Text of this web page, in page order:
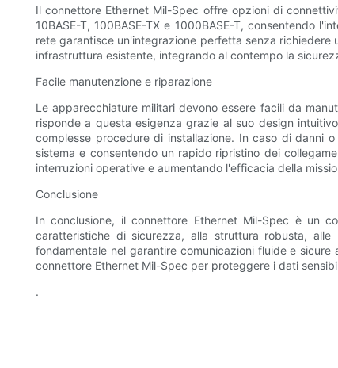
Il connettore Ethernet Mil-Spec offre opzioni di
10BASE-T, 100BASE-TX e 1000BASE-T, consentendo
rete garantisce un'integrazione perfetta senza
infrastruttura esistente, integrando al contempo la
Facile manutenzione e riparazione
Le apparecchiature militari devono essere facili da
risponde a questa esigenza grazie al suo design
complesse procedure di installazione. In caso di danni
sistema e consentendo un rapido ripristino dei
interruzioni operative e aumentando l'efficacia della
Conclusione
In conclusione, il connettore Ethernet Mil-Spec è un
caratteristiche di sicurezza, alla struttura robusta,
fondamentale nel garantire comunicazioni fluide e
connettore Ethernet Mil-Spec per proteggere i dati
.